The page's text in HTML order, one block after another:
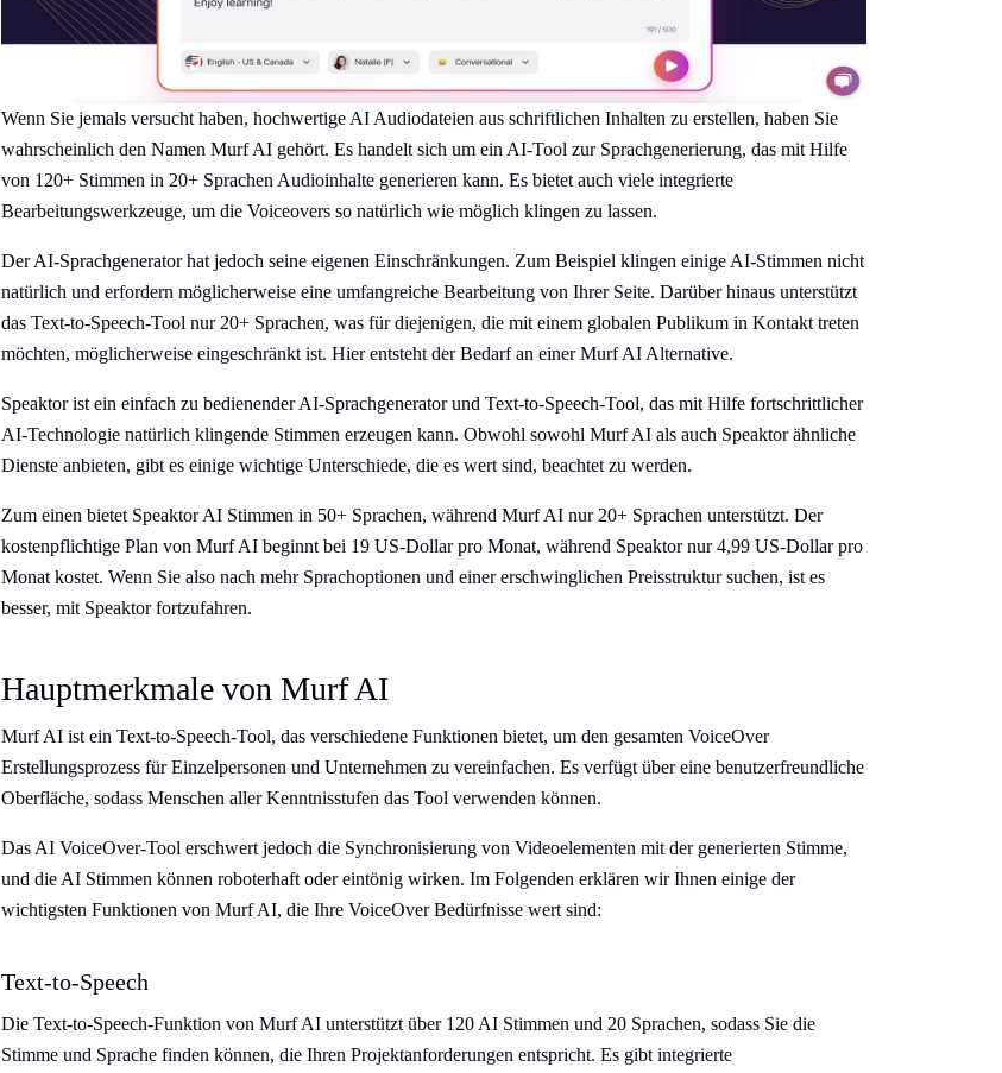
Wenn Sie jemals versucht haben, hochwertige AI Audiodateien aus schriftlichen Inhalten zu erstellen, haben Sie
wahrscheinlich den Namen Murf AI gehört. Es handelt sich um ein AI-Tool zur Sprachgenerierung, das mit Hilfe
von 120+ Stimmen in 20+ Sprachen Audioinhalte generieren kann. Es bietet auch viele integrierte
Bearbeitungswerkzeuge, um die Voiceovers so natürlich wie möglich klingen zu lassen.
Der AI-Sprachgenerator hat jedoch seine eigenen Einschränkungen. Zum Beispiel klingen einige AI-Stimmen nicht
natürlich und erfordern möglicherweise eine umfangreiche Bearbeitung von Ihrer Seite. Darüber hinaus unterstützt
das Text-to-Speech-Tool nur 20+ Sprachen, was für diejenigen, die mit einem globalen Publikum in Kontakt treten
möchten, möglicherweise eingeschränkt ist. Hier entsteht der Bedarf an einer Murf AI Alternative.
Speaktor ist ein einfach zu bedienender AI-Sprachgenerator und Text-to-Speech-Tool, das mit Hilfe fortschrittlicher
AI-Technologie natürlich klingende Stimmen erzeugen kann. Obwohl sowohl Murf AI als auch Speaktor ähnliche
Dienste anbieten, gibt es einige wichtige Unterschiede, die es wert sind, beachtet zu werden.
Zum einen bietet Speaktor AI Stimmen in 50+ Sprachen, während Murf AI nur 20+ Sprachen unterstützt. Der
kostenpflichtige Plan von Murf AI beginnt bei 19 US-Dollar pro Monat, während Speaktor nur 4,99 US-Dollar pro
Monat kostet. Wenn Sie also nach mehr Sprachoptionen und einer erschwinglichen Preisstruktur suchen, ist es
besser, mit Speaktor fortzufahren.
Hauptmerkmale von Murf AI
Murf AI ist ein Text-to-Speech-Tool, das verschiedene Funktionen bietet, um den gesamten VoiceOver
Erstellungsprozess für Einzelpersonen und Unternehmen zu vereinfachen. Es verfügt über eine benutzerfreundliche
Oberfläche, sodass Menschen aller Kenntnisstufen das Tool verwenden können.
Das AI VoiceOver-Tool erschwert jedoch die Synchronisierung von Videoelementen mit der generierten Stimme,
und die AI Stimmen können roboterhaft oder eintönig wirken. Im Folgenden erklären wir Ihnen einige der
wichtigsten Funktionen von Murf AI, die Ihre VoiceOver Bedürfnisse wert sind:
Text-to-Speech
Die Text-to-Speech-Funktion von Murf AI unterstützt über 120 AI Stimmen und 20 Sprachen, sodass Sie die
Stimme und Sprache finden können, die Ihren Projektanforderungen entspricht. Es gibt integrierte